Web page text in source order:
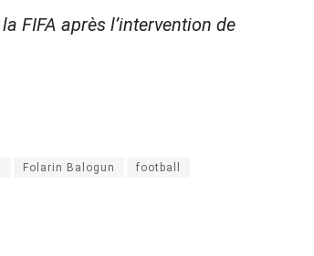
FIFA après l’intervention de
Folarin Balogun football